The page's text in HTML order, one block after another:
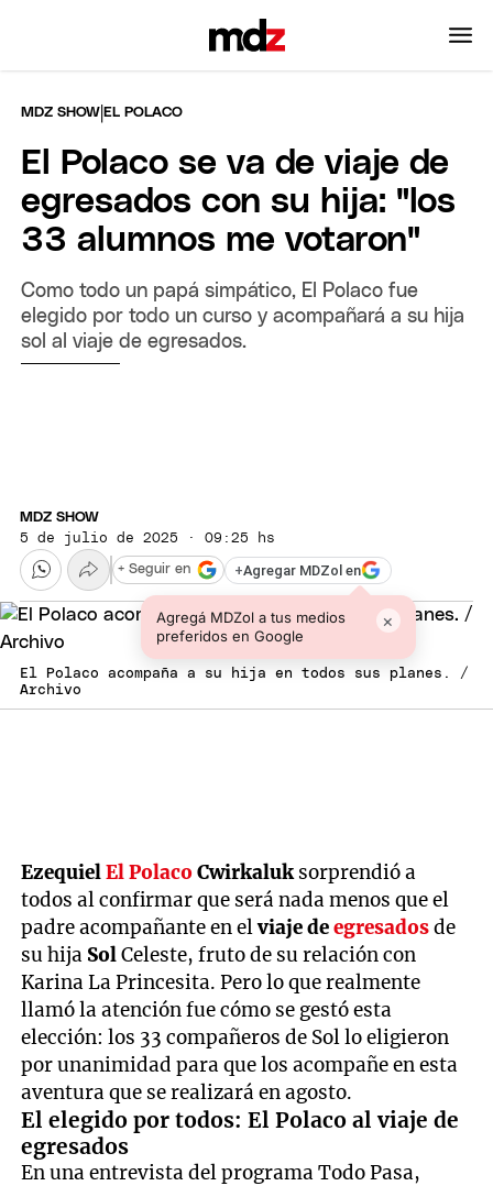
MDZ SHOW |EL POLACO
El Polaco se va de viaje de
egresados con su hija: "los
33 alumnos me votaron"
Como todo un papá simpático, El Polaco fue
elegido por todo un curso y acompañará a su hija
sol al viaje de egresados.
MDZ SHOW
5 de julio de 2025 · 09:25 hs
+Agregar MDZol en
Agregá MDZol a tus medios
preferidos en Google
×
+ Seguir en
El Polaco acompaña a su hija en todos sus planes. /
Archivo
EzequielEl PolacoCwirkaluksorprendió a
todos al confirmar que será nada menos que el
padre acompañante en elviaje deegresadosde
su hija SolCeleste, fruto de su relación con
Karina La Princesita. Pero lo que realmente
llamó la atención fue cómo se gestó esta
elección: los 33 compañeros de Sol lo eligieron
por unanimidad para que los acompañe en esta
aventura que se realizará en agosto.
El elegido por todos: El Polaco al viaje de
egresados
En una entrevista del programa Todo Pasa,